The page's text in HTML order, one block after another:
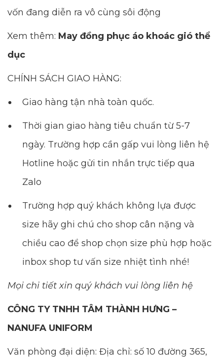
vốn đang diễn ra vô cùng sôi động
Xem thêm: May đồng phục áo khoác gió thể
dục
CHÍNH SÁCH GIAO HÀNG:
Giao hàng tận nhà toàn quốc.
Thời gian giao hàng tiêu chuẩn từ 5-7
ngày. Trường hợp cần gấp vui lòng liên hệ
Hotline hoặc gửi tin nhắn trực tiếp qua
Zalo
Trường hợp quý khách không lựa được
size hãy ghi chú cho shop cân nặng và
chiều cao để shop chọn size phù hợp hoặc
inbox shop tư vấn size nhiệt tình nhé!
Mọi chi tiết xin quý khách vui lòng liên hệ
CÔNG TY TNHH TÂM THÀNH HƯNG –
NANUFA UNIFORM
Văn phòng đại diện: Địa chỉ: số 10 đường 365,